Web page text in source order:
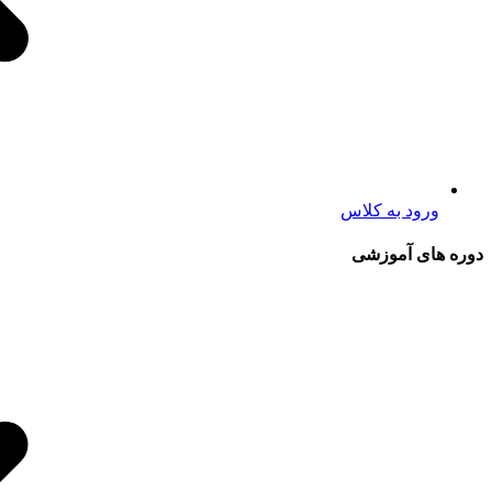
ورود به کلاس
دوره های آموزشی